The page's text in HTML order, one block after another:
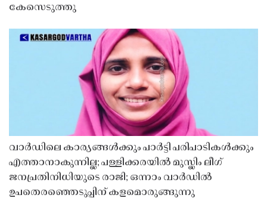
കേസെടുത്തു
വാർഡിലെ കാര്യങ്ങൾക്കും പാർട്ടി പരിപാടികൾക്കും
എത്താനാകുന്നില്ല; പള്ളിക്കരയിൽ മുസ്ലിം ലീഗ്
ജനപ്രതിനിധിയുടെ രാജി; ഒന്നാം വാർഡിൽ
ഉപതെരഞ്ഞെടുപ്പിന് കളമൊരുങ്ങുന്നു